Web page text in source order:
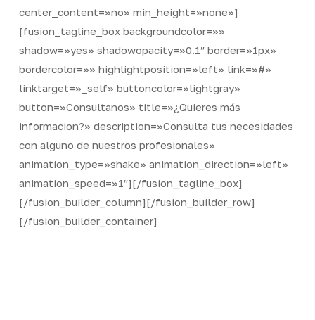
center_content=»no» min_height=»none»]
[fusion_tagline_box backgroundcolor=»»
shadow=»yes» shadowopacity=»0.1″ border=»1px»
bordercolor=»» highlightposition=»left» link=»#»
linktarget=»_self» buttoncolor=»lightgray»
button=»Consultanos» title=»¿Quieres más
informacion?» description=»Consulta tus necesidades
con alguno de nuestros profesionales»
animation_type=»shake» animation_direction=»left»
animation_speed=»1″][/fusion_tagline_box]
[/fusion_builder_column][/fusion_builder_row]
[/fusion_builder_container]